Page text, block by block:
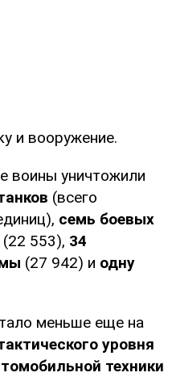
и вооружение.
воины уничтожили
(всего
семь боевых
(22 553), 34
(27 942) и одну
меньше еще на
уровня
техники